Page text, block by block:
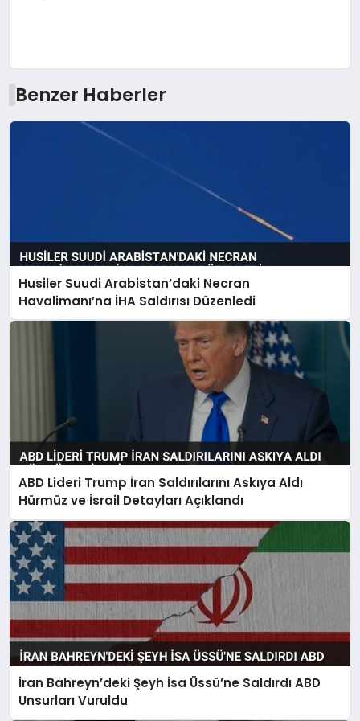
Benzer Haberler
Husiler Suudi Arabistan’daki Necran
Havalimanı’na İHA Saldırısı Düzenledi
ABD Lideri Trump İran Saldırılarını Askıya Aldı
Hürmüz ve İsrail Detayları Açıklandı
İran Bahreyn’deki Şeyh İsa Üssü’ne Saldırdı ABD
Unsurları Vuruldu